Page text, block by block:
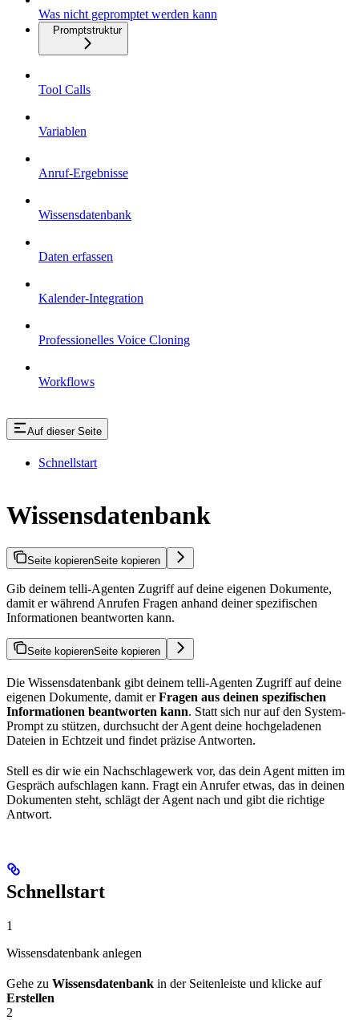
Was nicht gepromptet werden kann
Promptstruktur
Tool Calls
Variablen
Anruf-Ergebnisse
Wissensdatenbank
Daten erfassen
Kalender-Integration
Professionelles Voice Cloning
Workflows
Auf dieser Seite
Schnellstart
Wissensdatenbank
Seite kopierenSeite kopieren
Gib deinem telli-Agenten Zugriff auf deine eigenen Dokumente,
damit er während Anrufen Fragen anhand deiner spezifischen
Informationen beantworten kann.
Seite kopierenSeite kopieren
Die Wissensdatenbank gibt deinem telli-Agenten Zugriff auf deine
eigenen Dokumente, damit erFragen aus deinen spezifischen
Informationen beantworten kann. Statt sich nur auf den System-
Prompt zu stützen, durchsucht der Agent deine hochgeladenen
Dateien in Echtzeit und findet präzise Antworten.
Stell es dir wie ein Nachschlagewerk vor, das dein Agent mitten im
Gespräch aufschlagen kann. Fragt ein Anrufer etwas, das in deinen
Dokumenten steht, schlägt der Agent nach und gibt die richtige
Antwort.
Schnellstart
1
Wissensdatenbank anlegen
Gehe zu Wissensdatenbank in der Seitenleiste und klicke auf
Erstellen
2